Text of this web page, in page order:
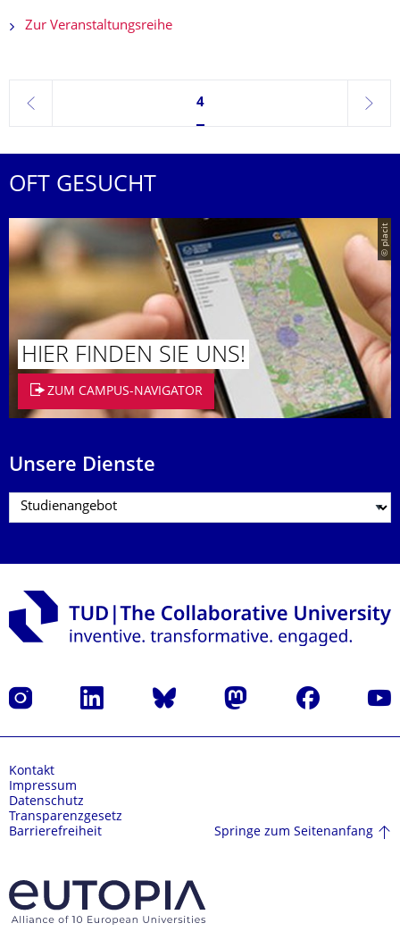
Zur Veranstaltungsreihe
zurück
Seite 4, aktuell ausgewählt
4
weiter
OFT GESUCHT
© placit
HIER FINDEN SIE UNS!
ZUM CAMPUS-NAVIGATOR
Unsere Dienste
Instagram LinkedIn Bluesky Mastodon Facebook
Kontakt
Impressum
Datenschutz
Transparenzgesetz
Barrierefreiheit
Springe zum Seitenanfang